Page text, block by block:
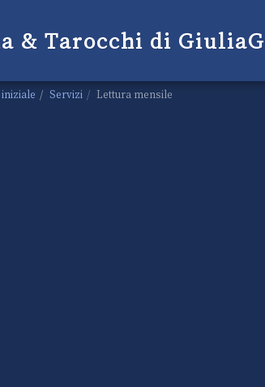
& Tarocchi di GiuliaG
iniziale Servizi Lettura mensile